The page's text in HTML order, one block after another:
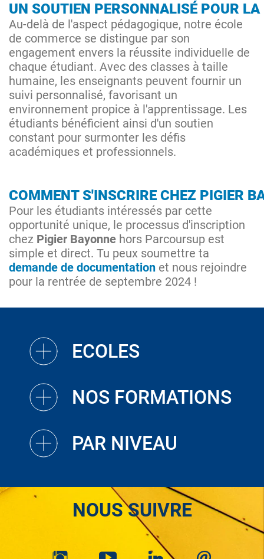
UN SOUTIEN PERSONNALISÉ POUR LA
Au-delà de l'aspect pédagogique, notre école
de commerce se distingue par son
engagement envers la réussite individuelle de
chaque étudiant. Avec des classes à taille
humaine, les enseignants peuvent fournir un
suivi personnalisé, favorisant un
environnement propice à l'apprentissage. Les
étudiants bénéficient ainsi d'un soutien
constant pour surmonter les défis
académiques et professionnels.
COMMENT S'INSCRIRE CHEZ PIGIER
Pour les étudiants intéressés par cette
opportunité unique, le processus d'inscription
chez Pigier Bayonne hors Parcoursup est
simple et direct. Tu peux soumettre ta
demande de documentation et nous rejoindre
pour la rentrée de septembre 2024 !
ECOLES
NOS FORMATIONS
PAR NIVEAU
NOUS SUIVRE